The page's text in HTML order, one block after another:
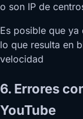
o son IP de
Es posible que
lo que resulta en
velocidad
6. Errores
YouTube